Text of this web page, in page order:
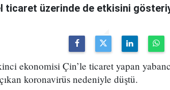
ticaret üzerinde de etkisini
ekonomisi Çin’le ticaret yapan
koronavirüs nedeniyle düştü.